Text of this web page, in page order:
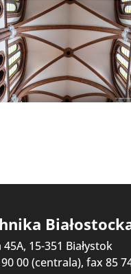
15-351 Białystok
00 (centrala), fax 85